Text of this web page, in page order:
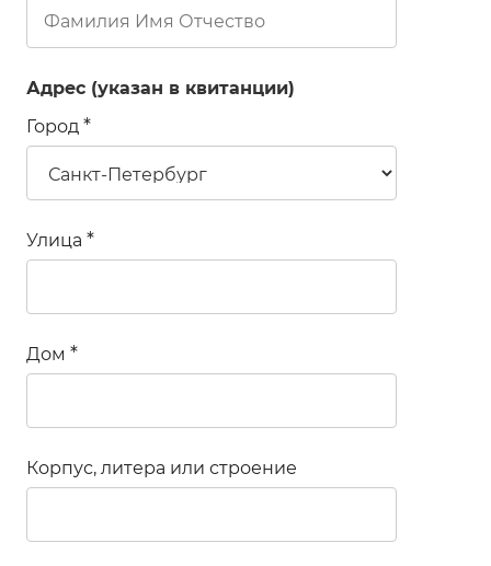
Адрес (указан в квитанции)
Город
Улица
Дом
Корпус, литера или строение